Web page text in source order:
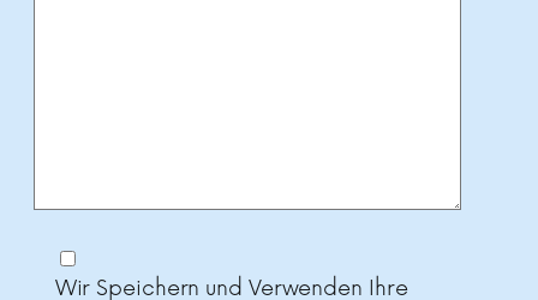
Wir Speichern und Verwenden Ihre